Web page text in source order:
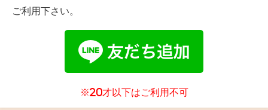
ご利用下さい。
※20才以下はご利用不可